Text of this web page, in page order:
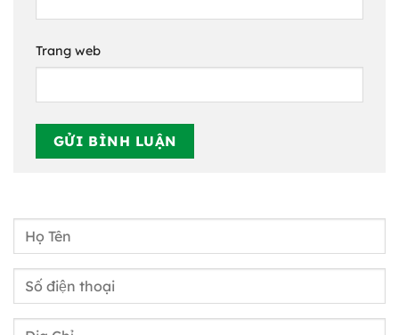
Trang web